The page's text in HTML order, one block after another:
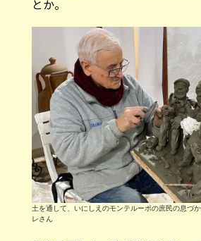
土を通して、いにしえのモンテルーポの庶民の息づ
レさん